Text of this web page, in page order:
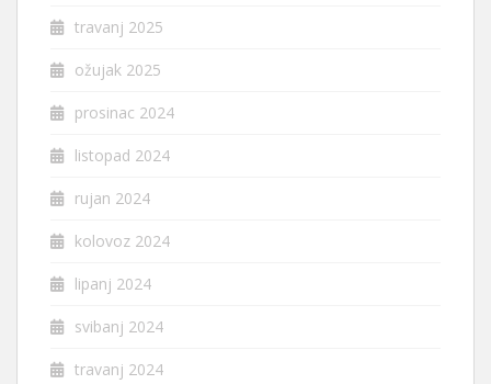
travanj 2025
ožujak 2025
prosinac 2024
listopad 2024
rujan 2024
kolovoz 2024
lipanj 2024
svibanj 2024
travanj 2024